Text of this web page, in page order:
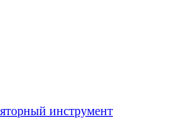
инструмент